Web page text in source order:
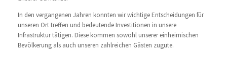
In den vergangenen Jahren konnten wir wichtige Entscheidungen für
unseren Ort treffen und bedeutende Investitionen in unsere
Infrastruktur tätigen. Diese kommen sowohl unserer einheimischen
Bevölkerung als auch unseren zahlreichen Gästen zugute.